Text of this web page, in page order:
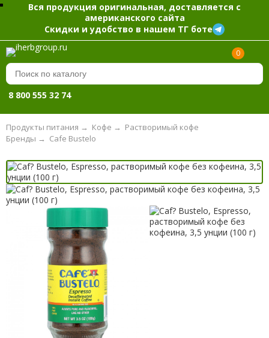
Вся продукция оригинальная, доставляется с
американского сайта
Скидки и удобство в нашем ТГ боте
0
8 800 555 32 74
Продукты питания → Кофе → Растворимый кофе
Cafe Bustelo
Бренды →